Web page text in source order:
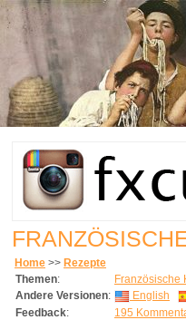
Home >> Rezepte
Themen: Französische
Andere Versionen: English
Feedback: 195